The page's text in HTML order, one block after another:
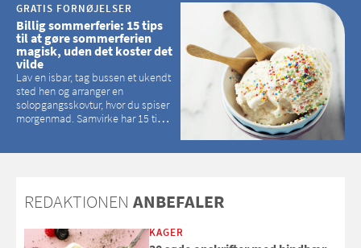
GRATIS FORNØJELSER
Billig sommerferie: 15 tips
til at gøre sommerferien
magisk, uden det koster det
vilde
Lav en isbar, tag bussen et ukendt
sted hen og arranger en
solopgangsskovtur, hvor du spiser
morgenmad. Samvirke har 15 tips
REDAKTIONEN ANBEFALER
KAGER